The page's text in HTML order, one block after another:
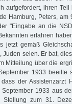
aufgefordert, ihren
Hamburg, Peters, am
"Eingabe an die
erfahren
jetzt gemäß
seien. Er bat,
Mitteilung über die
1933 beeilte
der Assistenzarzt
1933 aus
zum 31.